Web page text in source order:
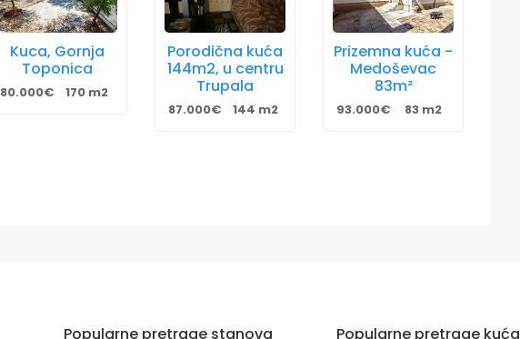
Kuca, Gornja
Toponica
80.000€ 170 m2
Porodična kuća
144m2, u centru
Trupala
87.000€ 144 m2
Prizemna kuća -
Medoševac
83m²
93.000€ 83 m2
Popularne pretrage stanova Popularne pretrage kuća